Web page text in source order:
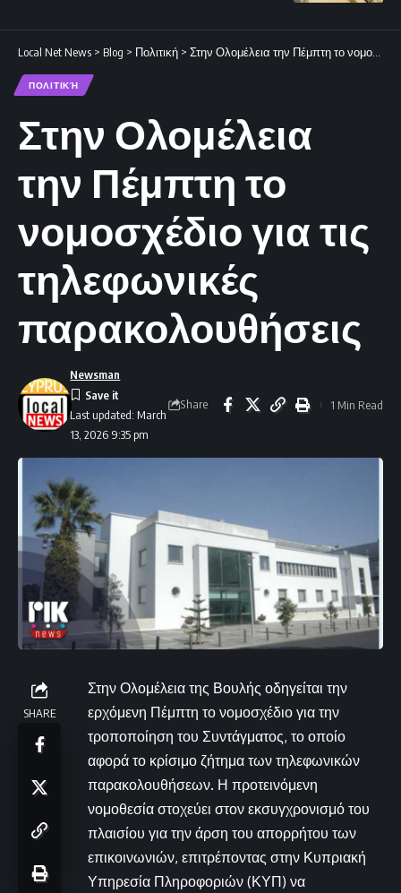
Local Net News > Blog > Πολιτική > Στην Ολομέλεια την Πέμπτη το νομοσχέδιο για τις τηλεφωνικές παρακολουθήσεις
ΠΟΛΙΤΙΚΉ
Στην Ολομέλεια
την Πέμπτη το
νομοσχέδιο για τις
τηλεφωνικές
παρακολουθήσεις
Last updated: March
13, 2026 9:35 pm
Newsman
Share 1 Min Read
SHARE
Στην Ολομέλεια της Βουλής οδηγείται την
ερχόμενη Πέμπτη το νομοσχέδιο για την
τροποποίηση του Συντάγματος, το οποίο
αφορά το κρίσιμο ζήτημα των τηλεφωνικών
παρακολουθήσεων. Η προτεινόμενη
νομοθεσία στοχεύει στον εκσυγχρονισμό του
πλαισίου για την άρση του απορρήτου των
επικοινωνιών, επιτρέποντας στην Κυπριακή
Υπηρεσία Πληροφοριών (ΚΥΠ) να